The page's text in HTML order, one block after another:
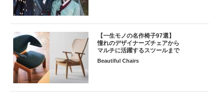
【一生モノの名作椅子97選】
憧れのデザイナーズチェアから
マルチに活躍するスツールまで
Beautiful Chairs